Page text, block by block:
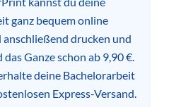
ganz bequem online
drucken und
Ganze schon ab 9,90 €.
deine Bachelorarbeit
Express-Versand.